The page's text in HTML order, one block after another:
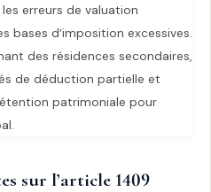
erreurs de valuation
bases d’imposition excessives.
des résidences secondaires,
de déduction partielle et
patrimoniale pour
sur l’article 1409